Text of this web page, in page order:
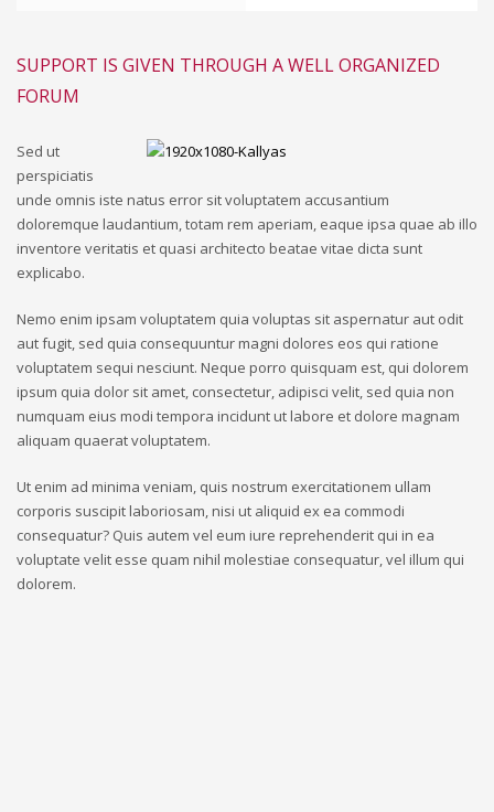
SUPPORT IS GIVEN THROUGH A WELL ORGANIZED
FORUM
Sed ut
perspiciatis
unde omnis iste natus error sit voluptatem accusantium
doloremque laudantium, totam rem aperiam, eaque ipsa quae ab illo
inventore veritatis et quasi architecto beatae vitae dicta sunt
explicabo.
Nemo enim ipsam voluptatem quia voluptas sit aspernatur aut odit
aut fugit, sed quia consequuntur magni dolores eos qui ratione
voluptatem sequi nesciunt. Neque porro quisquam est, qui dolorem
ipsum quia dolor sit amet, consectetur, adipisci velit, sed quia non
numquam eius modi tempora incidunt ut labore et dolore magnam
aliquam quaerat voluptatem.
Ut enim ad minima veniam, quis nostrum exercitationem ullam
corporis suscipit laboriosam, nisi ut aliquid ex ea commodi
consequatur? Quis autem vel eum iure reprehenderit qui in ea
voluptate velit esse quam nihil molestiae consequatur, vel illum qui
dolorem.